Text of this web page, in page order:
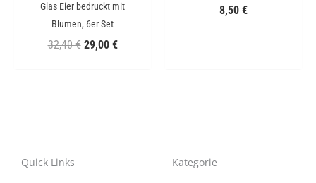
Glas Eier bedruckt mit
Blumen, 6er Set
32,40€ 29,00 €
8,50 €
Quick Links Kategorie